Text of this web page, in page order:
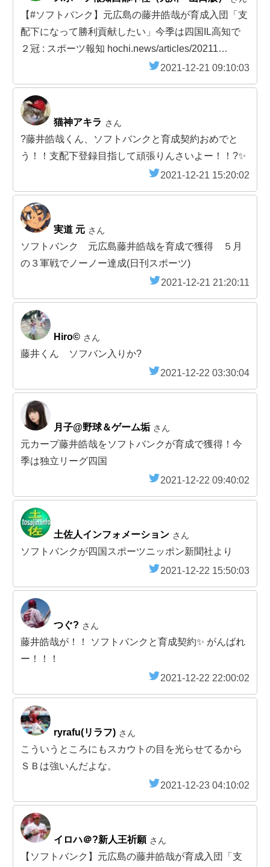
【#ソフトバンク】元広島の藤井皓哉が育成入団「支
配下になって勝利貢献したい」今季は四国IL高知で
２冠 : スポーツ報知 hochi.news/articles/20211…
2021-12-21 09:10:03
猫神アキラ さん
?藤井皓哉くん、ソフトバンクと育成契約おめでと
う！！支配下登録目指して頑張りんさいよー！！?✨
2021-12-21 15:20:02
実道 元 さん
ソフトバンク 元広島藤井皓哉を育成で獲得 ５月
の３軍戦でノーノー達成(日刊スポーツ)
2021-12-21 21:20:11
Hiro© さん
藤井くん ソフバン入りか?
2021-12-22 03:30:04
月子@野球＆ゲーム垢 さん
元カープ藤井皓哉をソフトバンクが育成で獲得！今
季は独立リーグ四国
2021-12-22 09:40:02
土佐人インフォメーション さん
ソフトバンクが四国スポーツニッポン新聞社より
2021-12-22 15:50:03
つぐ? さん
藤井皓哉が！！ ソフトバンクと育成契約✨ がんばれ
ー！！！
2021-12-22 22:00:02
ryrafu(リラフ) さん
こういうところにもスカウトの目を光らせてるから
ＳＢは強いんだよな。
2021-12-23 04:10:02
イロハ＠?新人王祈願 さん
【ソフトバンク】元広島の藤井皓哉が育成入団「支